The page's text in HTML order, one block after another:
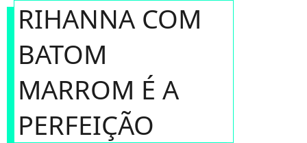
RIHANNA COM
BATOM
MARROM É A
PERFEIÇÃO